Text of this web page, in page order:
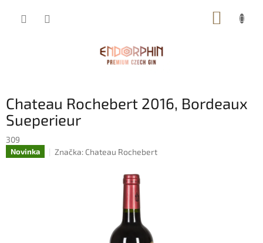
Chateau Rochebert 2016, Bordeaux
Sueperieur
309
Novinka Značka: Chateau Rochebert